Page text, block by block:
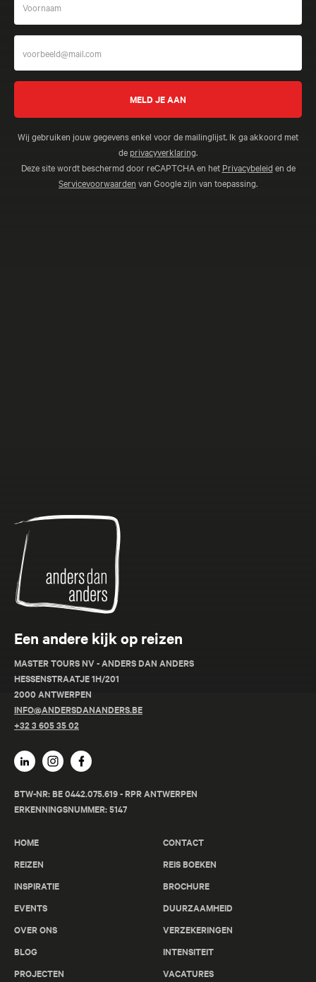
Wij gebruiken jouw gegevens enkel voor de mailinglijst. Ik ga akkoord met
de privacyverklaring.
Deze site wordt beschermd door reCAPTCHA en het Privacybeleid en de
Servicevoorwaarden van Google zijn van toepassing.
Anders
dan
Anders
Een andere kijk op reizen
MASTER TOURS NV - ANDERS DAN ANDERS
HESSENSTRAATJE 1H/201
2000 ANTWERPEN
INFO@ANDERSDANANDERS.BE
+32 3 605 35 02
BTW-NR: BE 0442.075.619 - RPR ANTWERPEN
ERKENNINGSNUMMER: 5147
HOME
REIZEN
INSPIRATIE
EVENTS
OVER ONS
BLOG
PROJECTEN
CONTACT
REIS BOEKEN
BROCHURE
DUURZAAMHEID
VERZEKERINGEN
INTENSITEIT
VACATURES